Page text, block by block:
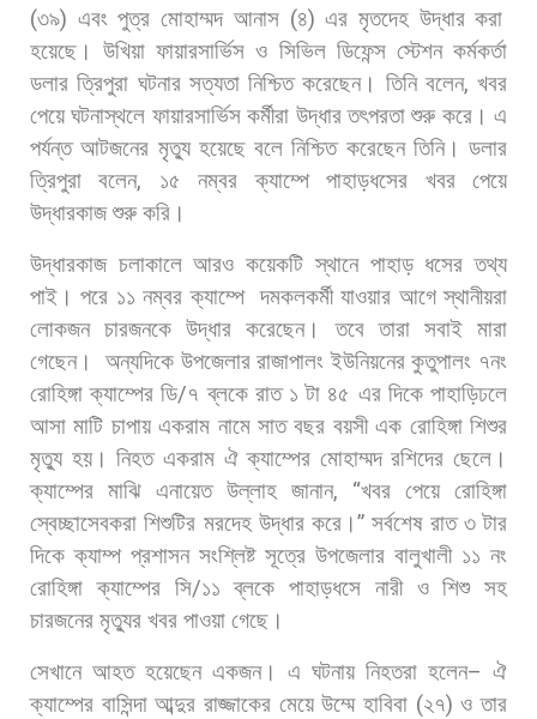
(৩৯) এবং পুত্র মোহাম্মদ আনাস(৪)এর মৃতদেহ উদ্ধার করা
হয়েছে। উখিয়া ফায়ারসার্ভিস ও সিভিল ডিফেন্স স্টেশন কর্মকর্তা
ডলার ত্রিপুরা ঘটনার সত্যতা নিশ্চিত করেছেন। তিনি বলেন, খবর
পেয়ে ঘটনাস্থলে ফায়ারসার্ভিস কর্মীরা উদ্ধার তৎপরতা শুরু করে। এ
পর্যন্ত আটজনের মৃত্যু হয়েছে বলে নিশ্চিত করেছেন তিনি। ডলার
ত্রিপুরা
বলেন, ১৫ নম্বর ক্যাম্পে পাহাড়ধসের খবর
পেয়ে
উদ্ধারকাজ শুরু করি।
উদ্ধারকাজ চলাকালে আরও কয়েকটি স্থানে পাহাড় ধসের তথ্য
পাই। পরে ১১ নম্বর ক্যাম্পে দমকলকর্মী যাওয়ার আগে স্থানীয়রা
লোকজন চারজনকে উদ্ধার করেছেন। তবে তারা সবাই মারা
গেছেন।
অন্যদিকে উপজেলার রাজাপালং ইউনিয়নের কুতুপালং ৭নং
রোহিঙ্গা ক্যাম্পের ডি/৭ ব্লকে রাত ১ টা ৪৫ এর দিকে পাহাড়িঢলে
আসা মাটি চাপায় একরাম নামে সাত বছর বয়সী এক রোহিঙ্গা শিশুর
মৃত্যু হয়। নিহত একরাম ঐ ক্যাম্পের মোহাম্মদ রশিদের ছেলে।
ক্যাম্পের মাঝি এনায়েত উল্লাহ জানান, “খবর পেয়ে রোহিঙ্গা
স্বেচ্ছাসেবকরা শিশুটির মরদেহ উদ্ধার করে।”সর্বশেষ রাত ৩ টার
দিকে ক্যাম্প প্রশাসন সংশ্লিষ্ট সূত্রে উপজেলার বালুখালী ১১ নং
রোহিঙ্গা ক্যাম্পের সি/১১ ব্লকে পাহাড়ধসে নারী ও শিশু সহ
চারজনের মৃত্যুর খবর পাওয়া গেছে।
সেখানে আহত হয়েছেন একজন। এ ঘটনায় নিহতরা হলেন– ঐ
ক্যাম্পের বাসিন্দা আব্দুর রাজ্জাকের মেয়ে উম্মে হাবিবা (২৭)ও তার